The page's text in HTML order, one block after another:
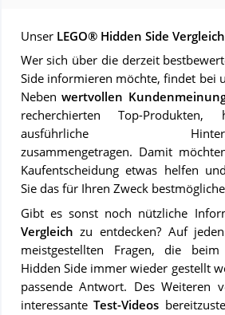
Unser LEGO® Hidden Side
Wer sich über die derzeit
Side informieren möchte, findet bei
Nebenwertvollen
recherchierten Top-
ausführliche
zusammengetragen. Damit
Kaufentscheidung etwas helfen
Sie das für Ihren Zweck
Gibt es sonst noch nützliche
Vergleich zu entdecken? Auf
meistgestellten Fragen, die
Hidden Side immer wieder gestellt
passende Antwort. Des Weiteren
interessanteTest-Videos